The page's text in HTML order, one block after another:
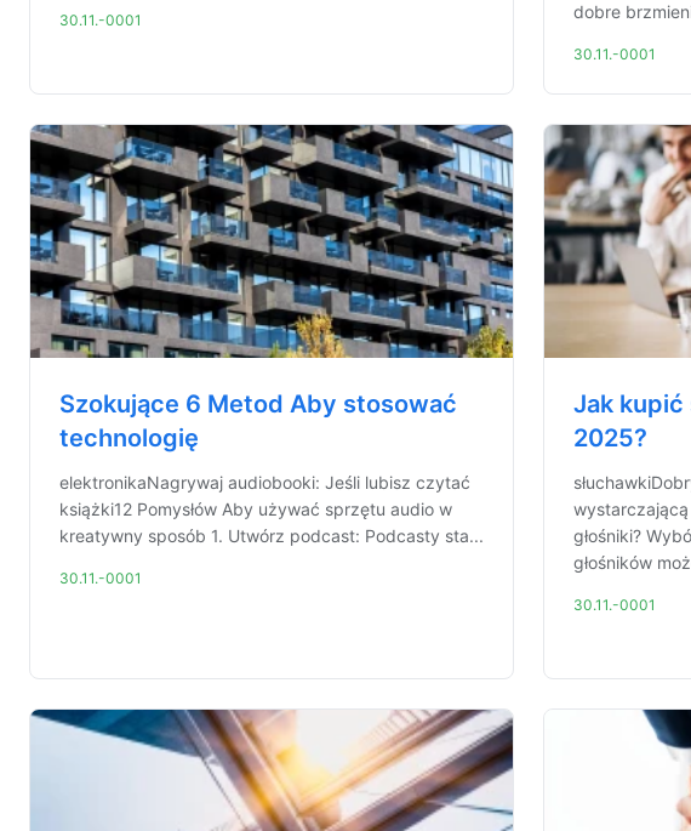
30.11.-0001
dobre
30.11.-0001
Szokujące 6 Metod Aby stosować
technologię
elektronikaNagrywaj audiobooki: Jeśli lubisz czytać
książki12 Pomysłów Aby używać sprzętu audio w
kreatywny sposób 1. Utwórz podcast: Podcasty sta...
30.11.-0001
Jak kupić
2025?
głośniki?
głośników
30.11.-0001